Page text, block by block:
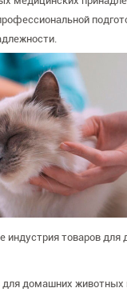
индустрия товаров
для домашних животных